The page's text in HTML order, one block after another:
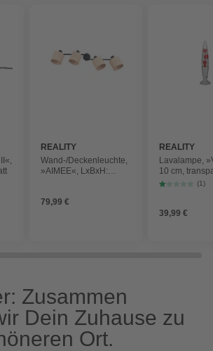
REALITY
Wand-/Deckenleuchte,
»AIMEE«, LxBxH:
79,99 €
REALITY
Lavalampe,
10 cm,
(1)
39,99 €
Zusammen
Dein Zuhause zu
Ort.